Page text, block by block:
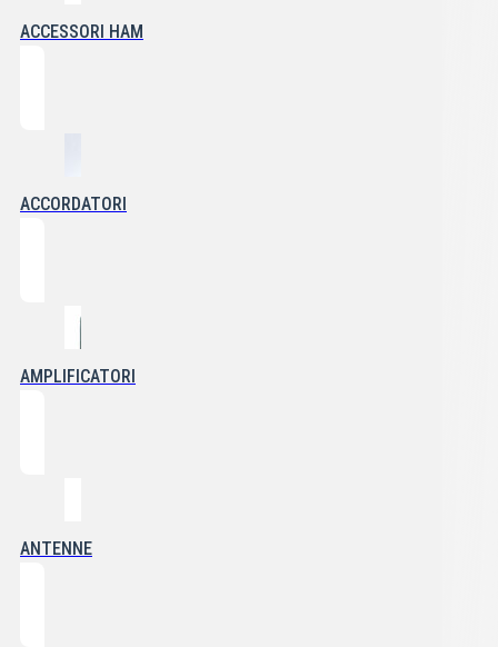
ACCESSORI HAM
ACCORDATORI
AMPLIFICATORI
ANTENNE